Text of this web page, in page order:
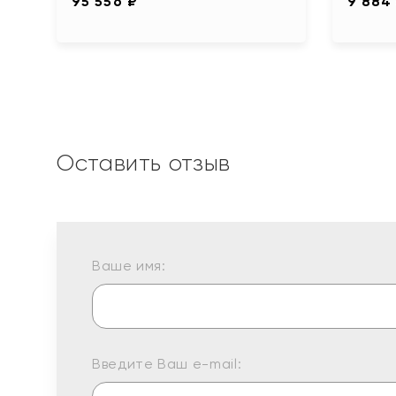
Оставить отзыв
Ваше имя:
Введите Ваш e-mail: